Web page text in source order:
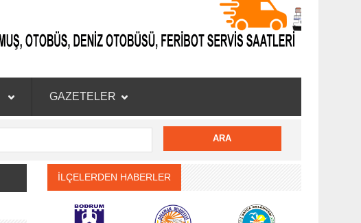
GAZETELER
İLÇELERDEN HABERLER